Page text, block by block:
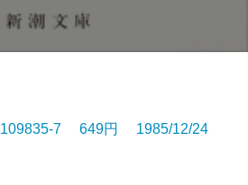
7 649円 1985/12/24